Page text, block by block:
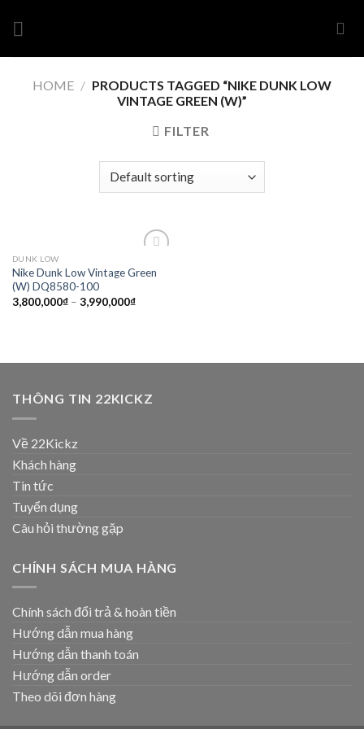
HOME / PRODUCTS TAGGED “NIKE DUNK LOW
VINTAGE GREEN (W)”
FILTER
wishlist
DUNK LOW
Nike Dunk Low Vintage Green
(W) DQ8580-100
3,800,000₫– 3,990,000₫
THÔNG TIN 22KICKZ
Về 22Kickz
Khách hàng
Tin tức
Tuyển dụng
Câu hỏi thường gặp
CHÍNH SÁCH MUA HÀNG
Chính sách đổi trả & hoàn tiền
Hướng dẫn mua hàng
Hướng dẫn thanh toán
Hướng dẫn order
Theo dõi đơn hàng